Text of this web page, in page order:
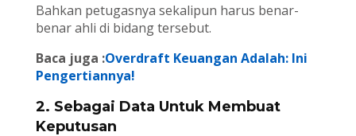
Bahkan petugasnya sekalipun harus benar-
benar ahli di bidang tersebut.
Baca juga :Overdraft Keuangan Adalah: Ini
Pengertiannya!
2. Sebagai Data Untuk Membuat
Keputusan